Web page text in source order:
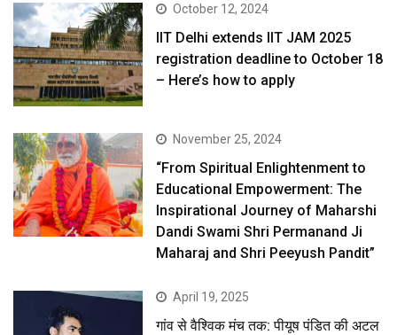
October 12, 2024
IIT Delhi extends IIT JAM 2025
registration deadline to October 18
– Here’s how to apply
November 25, 2024
“From Spiritual Enlightenment to
Educational Empowerment: The
Inspirational Journey of Maharshi
Dandi Swami Shri Permanand Ji
Maharaj and Shri Peeyush Pandit”
April 19, 2025
गांव से वैश्विक मंच तक: पीयूष पंडित की अटल